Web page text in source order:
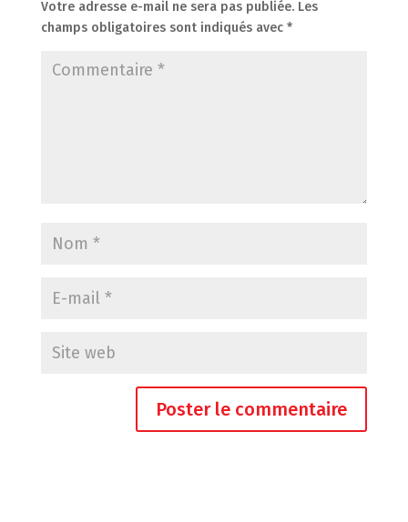
Votre adresse e-mail ne sera pas publiée. Les
champs obligatoires sont indiqués avec *